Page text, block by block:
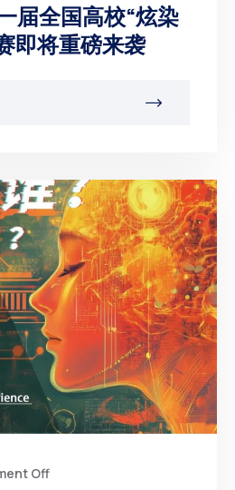
届全国高校“炫染
即将重磅来袭
Off